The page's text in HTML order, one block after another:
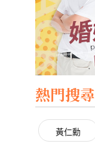
熱門搜尋
黃仁勳